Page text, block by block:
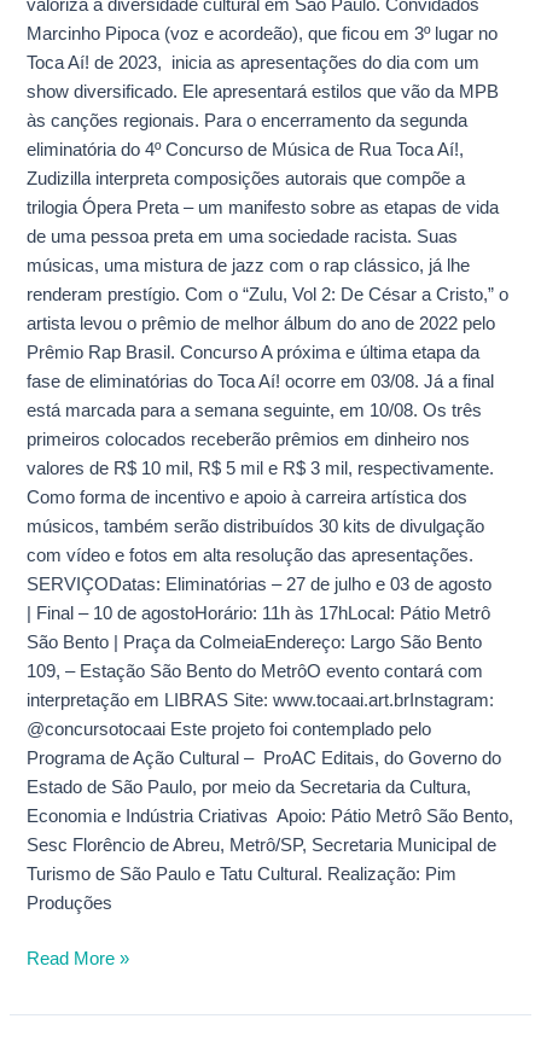
valoriza a diversidade cultural em São Paulo. Convidados
Marcinho Pipoca (voz e acordeão), que ficou em 3º lugar no
Toca Aí! de 2023, inicia as apresentações do dia com um
show diversificado. Ele apresentará estilos que vão da MPB
às canções regionais. Para o encerramento da segunda
eliminatória do 4º Concurso de Música de Rua Toca Aí!,
Zudizilla interpreta composições autorais que compõe a
trilogia Ópera Preta – um manifesto sobre as etapas de vida
de uma pessoa preta em uma sociedade racista. Suas
músicas, uma mistura de jazz com o rap clássico, já lhe
renderam prestígio. Com o “Zulu, Vol 2: De César a Cristo,” o
artista levou o prêmio de melhor álbum do ano de 2022 pelo
Prêmio Rap Brasil. Concurso A próxima e última etapa da
fase de eliminatórias do Toca Aí! ocorre em 03/08. Já a final
está marcada para a semana seguinte, em 10/08. Os três
primeiros colocados receberão prêmios em dinheiro nos
valores de R$ 10 mil, R$ 5 mil e R$ 3 mil, respectivamente.
Como forma de incentivo e apoio à carreira artística dos
músicos, também serão distribuídos 30 kits de divulgação
com vídeo e fotos em alta resolução das apresentações.
SERVIÇODatas: Eliminatórias – 27 de julho e 03 de agosto
| Final – 10 de agostoHorário: 11h às 17hLocal: Pátio Metrô
São Bento | Praça da ColmeiaEndereço: Largo São Bento
109, – Estação São Bento do MetrôO evento contará com
interpretação em LIBRAS Site: www.tocaai.art.brInstagram:
@concursotocaai Este projeto foi contemplado pelo
Programa de Ação Cultural – ProAC Editais, do Governo do
Estado de São Paulo, por meio da Secretaria da Cultura,
Economia e Indústria Criativas Apoio: Pátio Metrô São Bento,
Sesc Florêncio de Abreu, Metrô/SP, Secretaria Municipal de
Turismo de São Paulo e Tatu Cultural. Realização: Pim
Produções
Read More »